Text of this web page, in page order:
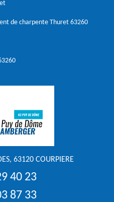
de charpente Thuret 63260
63120 COURPIERE
40 23
87 33